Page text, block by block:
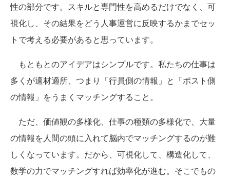
性の部分です。スキルと専門性を高めるだけでなく、可
視化し、その結果をどう人事運営に反映するかまでセッ
トで考える必要があると思っています。
もともとのアイデアはシンプルです。私たちの仕事は
多くが適材適所、つまり「行員側の情報」と「ポスト側
の情報」をうまくマッチングすること。
ただ、価値観の多様化、仕事の種類の多様化で、大量
の情報を人間の頭に入れて脳内でマッチングするのが難
しくなっています。だから、可視化して、構造化して、
数学の力でマッチングすれば効率化が進む。そこでもの